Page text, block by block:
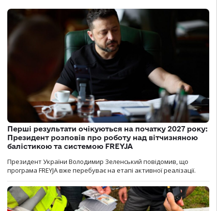
Перші результати очікуються на початку 2027 року:
Президент розповів про роботу над вітчизняною
балістикою та системою FREYJA
Президент України Володимир Зеленський повідомив, що
програма FREYJA вже перебуває на етапі активної реалізації.